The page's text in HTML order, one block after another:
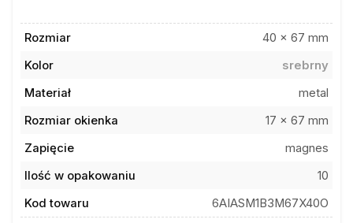
Rozmiar
40 x 67 mm
Kolor
srebrny
Materiał
metal
Rozmiar okienka
17 x 67 mm
Zapięcie
magnes
Ilość w opakowaniu
10
Kod towaru
6AIASM1B3M67X40O